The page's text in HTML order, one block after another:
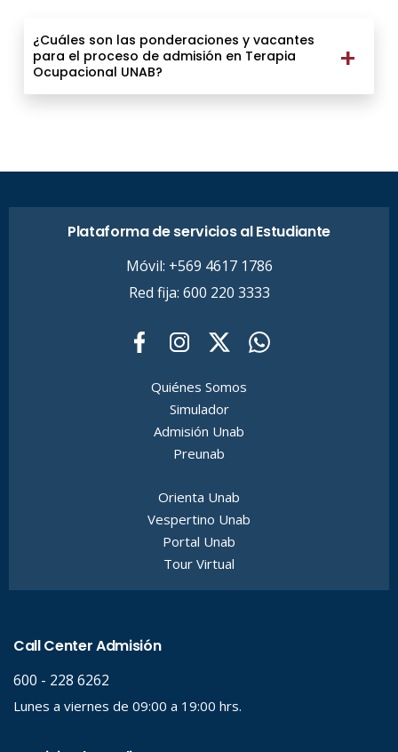
¿Cuáles son las ponderaciones y vacantes
para el proceso de admisión en Terapia
Ocupacional UNAB?